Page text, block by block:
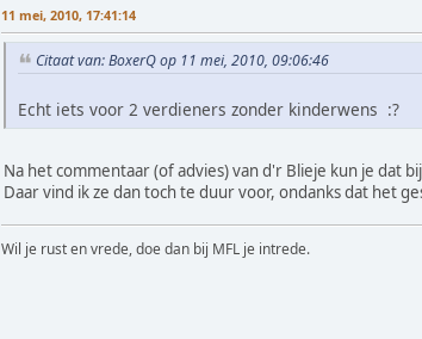
11 mei, 2010, 17:41:14
Citaat van: BoxerQ op 11 mei, 2010, 09:06:46
Echt iets voor 2 verdieners zonder kinderwens :?
Na het commentaar (of advies) van d'r Blieje kun je dat
Daar vind ik ze dan toch te duur voor, ondanks dat het
Wil je rust en vrede, doe dan bij MFL je intrede.